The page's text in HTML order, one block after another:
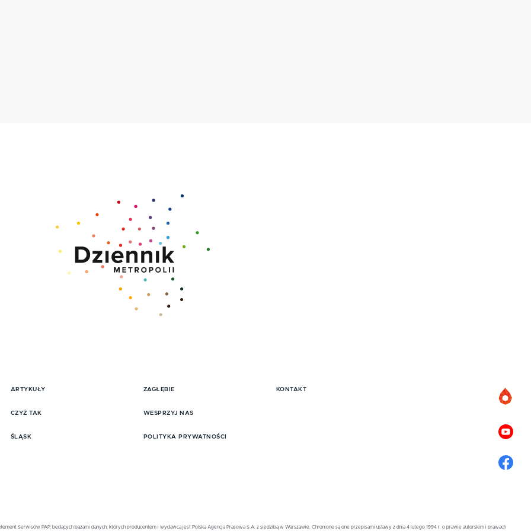
się do Newslttera
ARTYKUŁY
CZYŻ TAK
ŚLĄSK
ZAGŁĘBIE
WESPRZYJ NAS
POLITYKA PRYWATNOŚCI
KONTAKT
Serwisów PAP, będących bazami danych, których producentem i wydawcą jest Polska Agencja Prasowa S.A. z siedzibą w Warszawie. Chronione są one przepisami ustawy z dnia 4 lutego 1994 r. o prawie autorskim i prawach